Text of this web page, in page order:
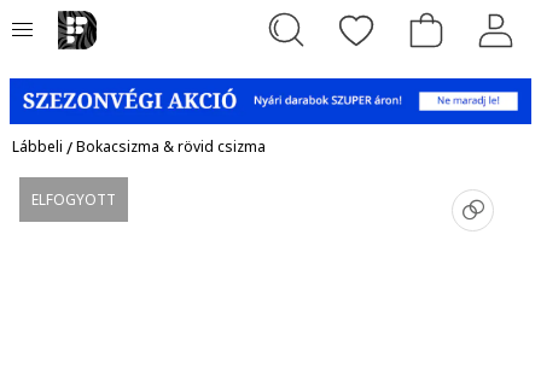
Lábbeli /Bokacsizma & rövid csizma
ELFOGYOTT